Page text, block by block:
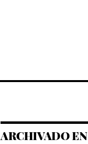
ARCHIVADO EN